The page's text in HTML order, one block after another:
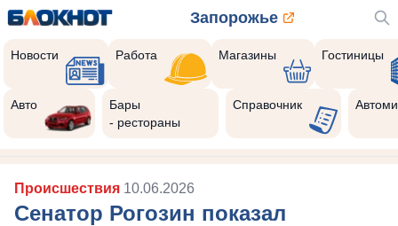
Запорожье
Новости Работа Магазины Гостиницы
Авто
Бары
- рестораны
Справочник
Происшествия 10.06.2026
Сенатор Рогозин показал